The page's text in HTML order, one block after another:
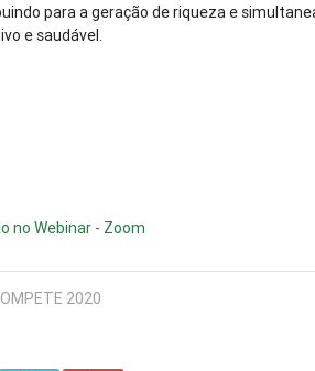
para a geração de riqueza e
e saudável.
no Webinar - Zoom
2020